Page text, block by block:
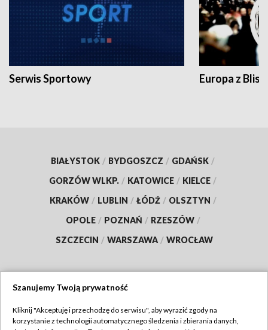
Serwis Sportowy Europa z
BIAŁYSTOK / BYDGOSZCZ / GDAŃSK /
GORZÓW WLKP. / KATOWICE / KIELCE /
KRAKÓW / LUBLIN / ŁÓDŹ / OLSZTYN /
OPOLE / POZNAŃ / RZESZÓW /
SZCZECIN / WARSZAWA / WROCŁAW
TVP
Szanujemy Twoją prywatność
Kliknij "Akceptuję i przechodzę do serwisu", aby wyrazić zgody na
korzystanie z technologii automatycznego śledzenia i zbierania danych,